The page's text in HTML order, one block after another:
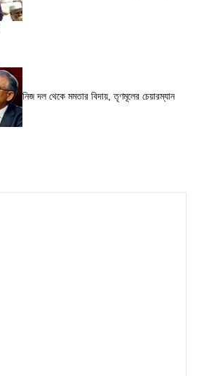
নিজ দল থেকে মমতার বিদায়, তৃণমূলের চেয়ারম্যান